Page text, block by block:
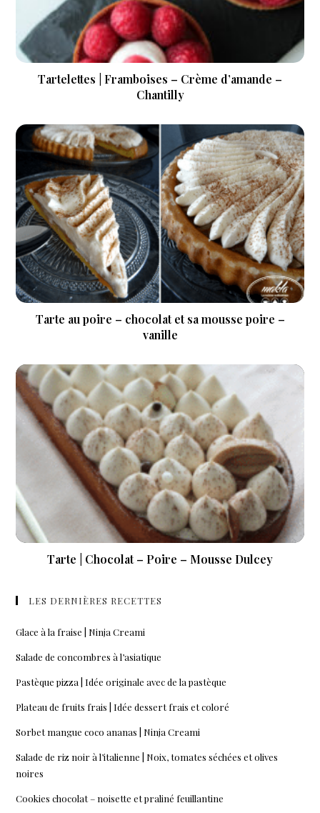
Tartelettes | Framboises – Crème d’amande –
Chantilly
Tarte au poire – chocolat et sa mousse poire –
vanille
Tarte | Chocolat – Poire – Mousse Dulcey
LES DERNIÈRES RECETTES
Glace à la fraise | Ninja Creami
Salade de concombres à l’asiatique
Pastèque pizza | Idée originale avec de la pastèque
Plateau de fruits frais | Idée dessert frais et coloré
Sorbet mangue coco ananas | Ninja Creami
Salade de riz noir à l’italienne | Noix, tomates séchées et olives
noires
Cookies chocolat – noisette et praliné feuillantine